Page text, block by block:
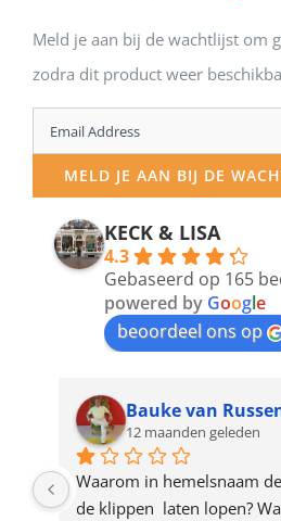
Meld je aan bij de wachtlijst om
zodra dit product weer
Enter
your
email
address
product
MELD JE AAN BIJ DE
KECK & LISA
4.3
Gebaseerd op 165
powered by Google
beoordeel ons op
Bauke van
12 maanden geleden
Waarom in hemelsnaam
de klippen  laten lopen?